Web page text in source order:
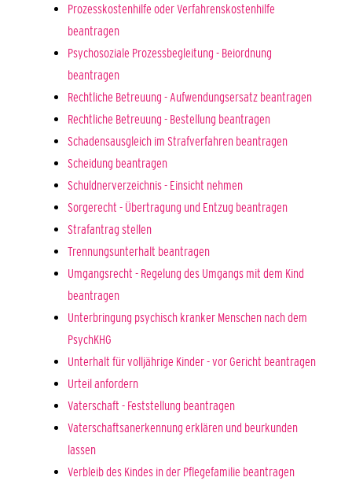
Prozesskostenhilfe oder Verfahrenskostenhilfe
beantragen
Psychosoziale Prozessbegleitung - Beiordnung
beantragen
Rechtliche Betreuung - Aufwendungsersatz beantragen
Rechtliche Betreuung - Bestellung beantragen
Schadensausgleich im Strafverfahren beantragen
Scheidung beantragen
Schuldnerverzeichnis - Einsicht nehmen
Sorgerecht - Übertragung und Entzug beantragen
Strafantrag stellen
Trennungsunterhalt beantragen
Umgangsrecht - Regelung des Umgangs mit dem Kind
beantragen
Unterbringung psychisch kranker Menschen nach dem
PsychKHG
Unterhalt für volljährige Kinder - vor Gericht beantragen
Urteil anfordern
Vaterschaft - Feststellung beantragen
Vaterschaftsanerkennung erklären und beurkunden
lassen
Verbleib des Kindes in der Pflegefamilie beantragen